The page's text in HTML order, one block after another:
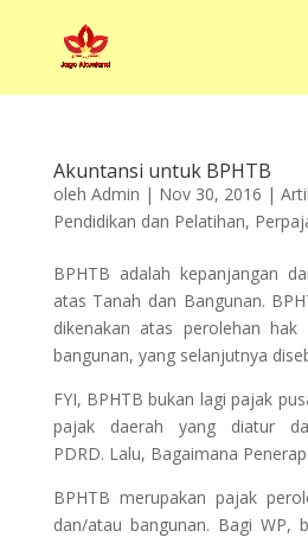
Akuntansi untuk BPHTB
oleh Admin | Nov 30, 2016 |
Pendidikan dan Pelatihan,
BPHTB adalah kepanjangan
atas Tanah dan Bangunan.
dikenakan atas perolehan
bangunan, yang selanjutnya
FYI, BPHTB bukan lagi pajak
pajak daerah yang diatur
PDRD. Lalu, Bagaimana
BPHTB merupakan pajak
dan/atau bangunan. Bagi WP,